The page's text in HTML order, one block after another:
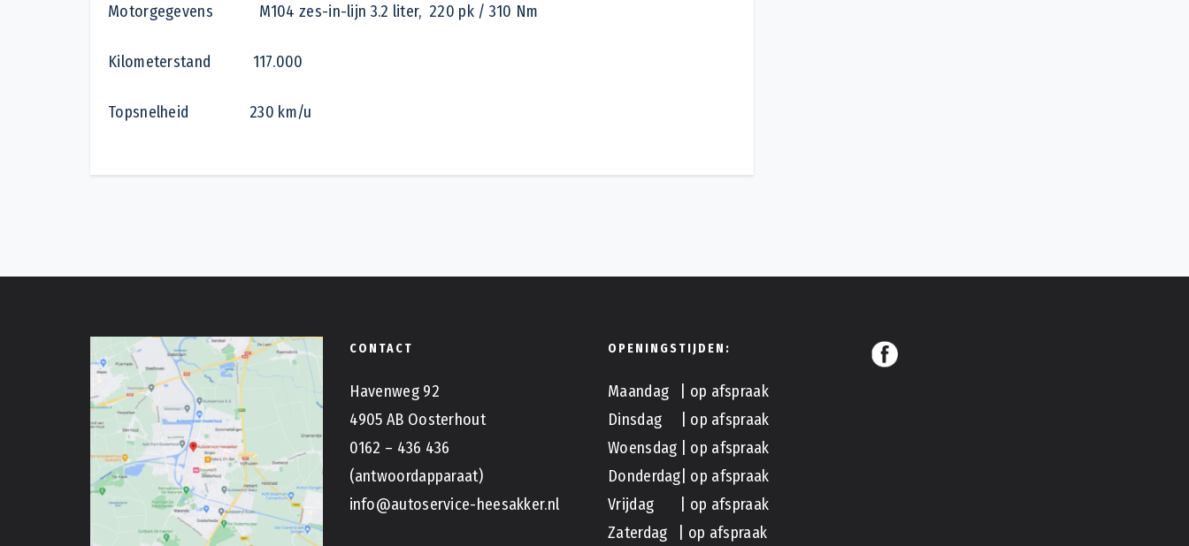
Motorgegevens M104 zes-in-lijn 3.2 liter, 220 pk / 310 Nm
Kilometerstand 117.000
Topsnelheid 230 km/u
CONTACT
Havenweg 92
4905 AB Oosterhout
0162 – 436 436
(antwoordapparaat)
info@autoservice-heesakker.nl
OPENINGSTIJDEN:
Maandag | op afspraak
Dinsdag | op afspraak
Woensdag | op afspraak
Donderdag| op afspraak
Vrijdag | op afspraak
Zaterdag | op afspraak